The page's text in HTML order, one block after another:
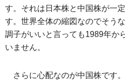
す。それは日本株と中国株が一
す。世界全体の縮図なのでそう
調子がいいと言っても1989年か
いません。
さらに心配なのが中国株です